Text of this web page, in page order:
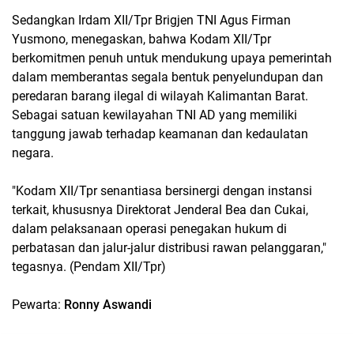
Sedangkan Irdam XII/Tpr Brigjen TNI Agus Firman
Yusmono, menegaskan, bahwa Kodam XII/Tpr
berkomitmen penuh untuk mendukung upaya pemerintah
dalam memberantas segala bentuk penyelundupan dan
peredaran barang ilegal di wilayah Kalimantan Barat.
Sebagai satuan kewilayahan TNI AD yang memiliki
tanggung jawab terhadap keamanan dan kedaulatan
negara.
"Kodam XII/Tpr senantiasa bersinergi dengan instansi
terkait, khususnya Direktorat Jenderal Bea dan Cukai,
dalam pelaksanaan operasi penegakan hukum di
perbatasan dan jalur-jalur distribusi rawan pelanggaran,"
tegasnya. (Pendam XII/Tpr)
Pewarta: Ronny Aswandi